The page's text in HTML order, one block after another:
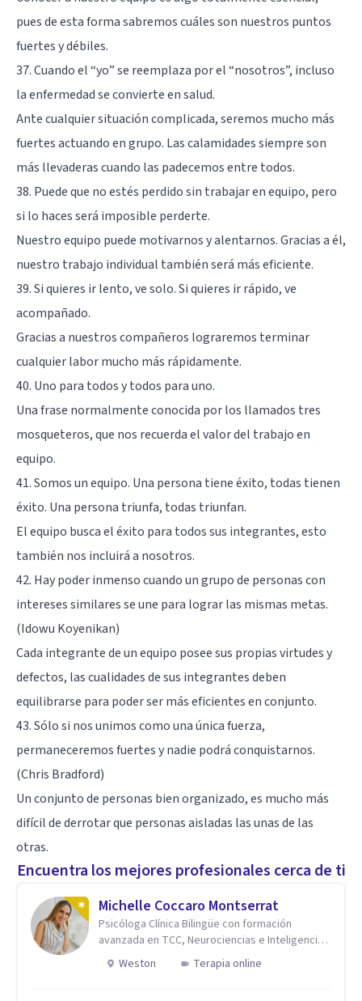
pues de esta forma sabremos cuáles son nuestros puntos
fuertes y débiles.
37. Cuando el “yo” se reemplaza por el “nosotros”, incluso
la enfermedad se convierte en salud.
Ante cualquier situación complicada, seremos mucho más
fuertes actuando en grupo. Las calamidades siempre son
más llevaderas cuando las padecemos entre todos.
38. Puede que no estés perdido sin trabajar en equipo, pero
si lo haces será imposible perderte.
Nuestro equipo puede motivarnos y alentarnos. Gracias a él,
nuestro trabajo individual también será más eficiente.
39. Si quieres ir lento, ve solo. Si quieres ir rápido, ve
acompañado.
Gracias a nuestros compañeros lograremos terminar
cualquier labor mucho más rápidamente.
40. Uno para todos y todos para uno.
Una frase normalmente conocida por los llamados tres
mosqueteros, que nos recuerda el valor del trabajo en
equipo.
41. Somos un equipo. Una persona tiene éxito, todas tienen
éxito. Una persona triunfa, todas triunfan.
El equipo busca el éxito para todos sus integrantes, esto
también nos incluirá a nosotros.
42. Hay poder inmenso cuando un grupo de personas con
intereses similares se une para lograr las mismas metas.
(Idowu Koyenikan)
Cada integrante de un equipo posee sus propias virtudes y
defectos, las cualidades de sus integrantes deben
equilibrarse para poder ser más eficientes en conjunto.
43. Sólo si nos unimos como una única fuerza,
permaneceremos fuertes y nadie podrá conquistarnos.
(Chris Bradford)
Un conjunto de personas bien organizado, es mucho más
difícil de derrotar que personas aisladas las unas de las
otras.
Encuentra los mejores profesionales cerca de ti
Michelle Coccaro Montserrat
Psicóloga Clínica Bilingüe con formación
avanzada en TCC, Neurociencias e Inteligencia
Emocional.
Weston Terapia online